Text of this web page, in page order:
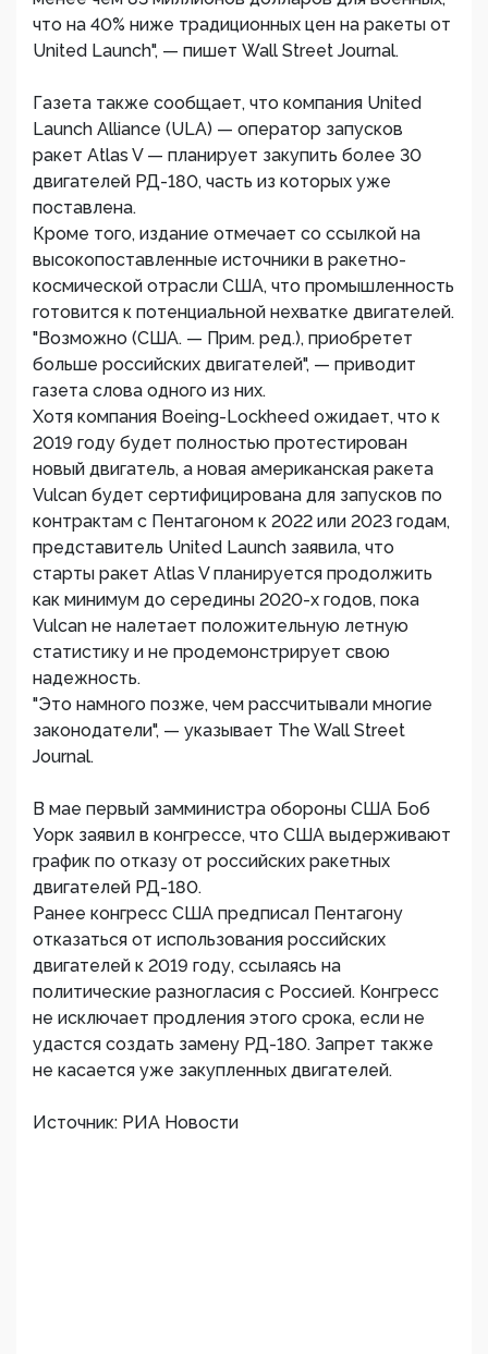
что на 40% ниже традиционных цен на ракеты от
United Launch", — пишет Wall Street Journal.
Газета также сообщает, что компания United
Launch Alliance (ULA) — оператор запусков
ракет Atlas V — планирует закупить более 30
двигателей РД-180, часть из которых уже
поставлена.
Кроме того, издание отмечает со ссылкой на
высокопоставленные источники в ракетно-
космической отрасли США, что промышленность
готовится к потенциальной нехватке двигателей.
"Возможно (США. — Прим. ред.), приобретет
больше российских двигателей", — приводит
газета слова одного из них.
Хотя компания Boeing-Lockheed ожидает, что к
2019 году будет полностью протестирован
новый двигатель, а новая американская ракета
Vulcan будет сертифицирована для запусков по
контрактам с Пентагоном к 2022 или 2023 годам,
представитель United Launch заявила, что
старты ракет Atlas V планируется продолжить
как минимум до середины 2020-х годов, пока
Vulcan не налетает положительную летную
статистику и не продемонстрирует свою
надежность.
"Это намного позже, чем рассчитывали многие
законодатели", — указывает The Wall Street
Journal.
В мае первый замминистра обороны США Боб
Уорк заявил в конгрессе, что США выдерживают
график по отказу от российских ракетных
двигателей РД-180.
Ранее конгресс США предписал Пентагону
отказаться от использования российских
двигателей к 2019 году, ссылаясь на
политические разногласия с Россией. Конгресс
не исключает продления этого срока, если не
удастся создать замену РД-180. Запрет также
не касается уже закупленных двигателей.
Источник: РИА Новости